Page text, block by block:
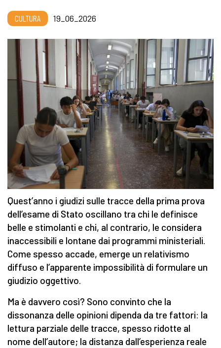
CULTURA 19_06_2026
Quest’anno i giudizi sulle tracce della prima prova
dell’esame di Stato oscillano tra chi le definisce
belle e stimolanti e chi, al contrario, le considera
inaccessibili e lontane dai programmi ministeriali.
Come spesso accade, emerge un relativismo
diffuso e l’apparente impossibilità di formulare un
giudizio oggettivo.
Ma è davvero così? Sono convinto che la
dissonanza delle opinioni dipenda da tre fattori: la
lettura parziale delle tracce, spesso ridotte al
nome dell’autore; la distanza dall’esperienza reale